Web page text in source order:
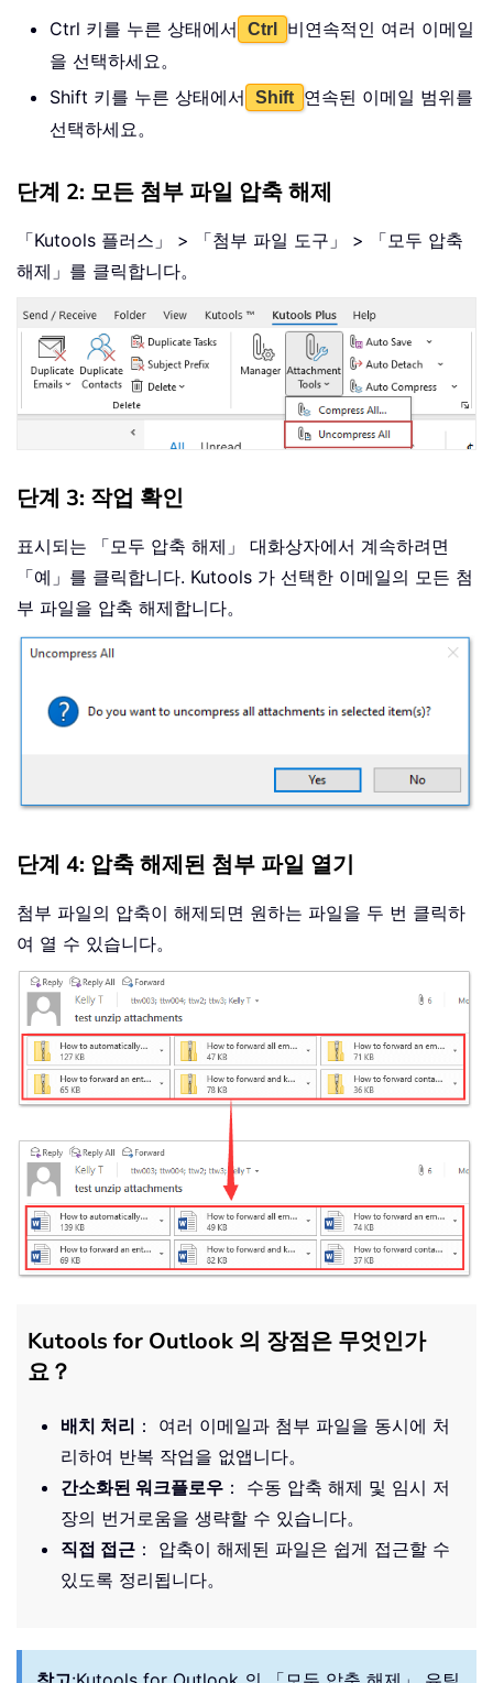
Ctrl 키를 누른 상태에서
Ctrl
비연속적인 여러 이메일
을 선택하세요。
Shift 키를 누른 상태에서
Shift 연속된 이메일 범위를
선택하세요。
단계 2: 모든 첨부 파일 압축 해제
「Kutools 플러스」 > 「첨부 파일 도구」 > 「모두 압축
해제」를 클릭합니다。
단계 3: 작업 확인
표시되는 「모두 압축 해제」 대화상자에서 계속하려면
「예」를 클릭합니다. Kutools 가 선택한 이메일의 모든 첨
부 파일을 압축 해제합니다。
단계 4: 압축 해제된 첨부 파일 열기
첨부 파일의 압축이 해제되면 원하는 파일을 두 번 클릭하
여 열 수 있습니다。
Kutools for Outlook 의 장점은 무엇인가
요？
배치 처리 ： 여러 이메일과 첨부 파일을 동시에 처
리하여 반복 작업을 없앱니다。
간소화된 워크플로우 ： 수동 압축 해제 및 임시 저
장의 번거로움을 생략할 수 있습니다。
직접 접근 ： 압축이 해제된 파일은 쉽게 접근할 수
있도록 정리됩니다。